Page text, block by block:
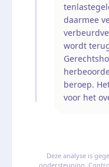
daarmee
wordt
beroep.
voor het
Deze analyse is
ondersteuning.